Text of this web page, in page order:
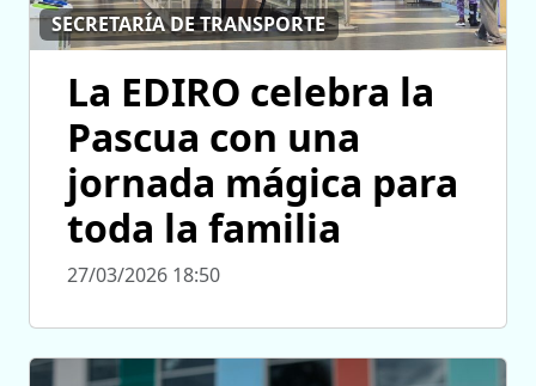
SECRETARÍA DE TRANSPORTE
La EDIRO celebra la
Pascua con una
jornada mágica para
toda la familia
27/03/2026 18:50